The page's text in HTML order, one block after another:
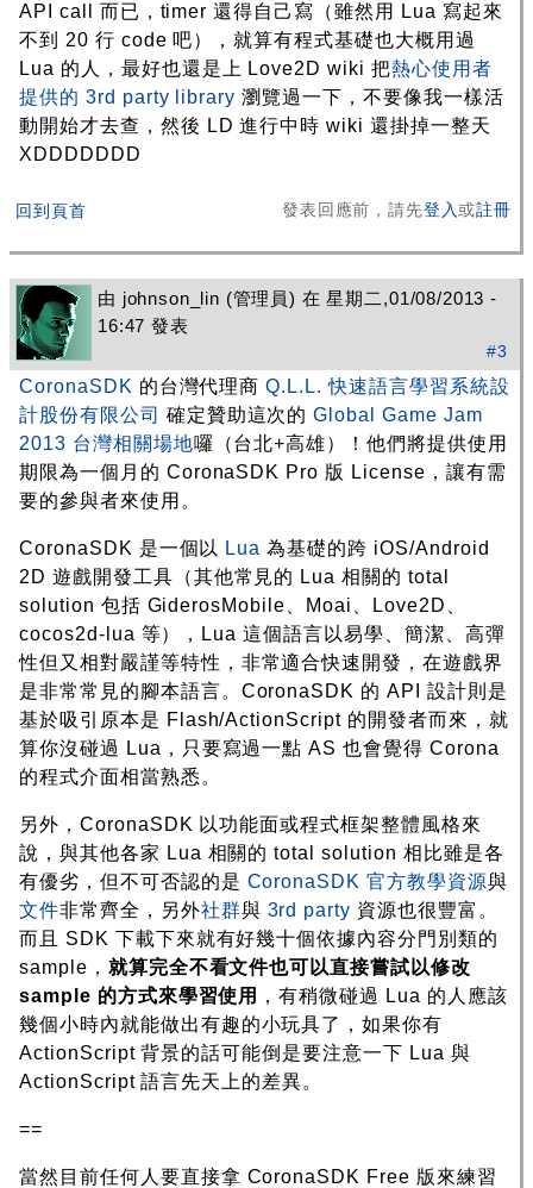
API call 而已，timer 還得自己寫（雖然用 Lua 寫起來
不到 20 行 code 吧），就算有程式基礎也大概用過
Lua 的人，最好也還是上 Love2D wiki 把熱心使用者
提供的 3rd party library 瀏覽過一下，不要像我一樣活
動開始才去查，然後 LD 進行中時 wiki 還掛掉一整天
XDDDDDDD
回到頁首 發表回應前，請先登入或註冊
由 johnson_lin (管理員) 在 星期二,01/08/2013 -
16:47 發表
#3
CoronaSDK 的台灣代理商Q.L.L. 快速語言學習系統設
計股份有限公司 確定贊助這次的Global Game Jam
2013 台灣相關場地囉（台北+高雄）！他們將提供使用
期限為一個月的 CoronaSDK Pro 版 License，讓有需
要的參與者來使用。
CoronaSDK 是一個以 Lua 為基礎的跨 iOS/Android
2D 遊戲開發工具（其他常見的 Lua 相關的 total
solution 包括 GiderosMobile、Moai、Love2D、
cocos2d-lua 等），Lua 這個語言以易學、簡潔、高彈
性但又相對嚴謹等特性，非常適合快速開發，在遊戲界
是非常常見的腳本語言。CoronaSDK 的 API 設計則是
基於吸引原本是 Flash/ActionScript 的開發者而來，就
算你沒碰過 Lua，只要寫過一點 AS 也會覺得 Corona
的程式介面相當熟悉。
另外，CoronaSDK 以功能面或程式框架整體風格來
說，與其他各家 Lua 相關的 total solution 相比雖是各
有優劣，但不可否認的是 CoronaSDK 官方教學資源與
文件非常齊全，另外社群與 3rd party 資源也很豐富。
而且 SDK 下載下來就有好幾十個依據內容分門別類的
sample， 就算完全不看文件也可以直接嘗試以修改
sample 的方式來學習使用
，有稍微碰過 Lua 的人應該
幾個小時內就能做出有趣的小玩具了，如果你有
ActionScript 背景的話可能倒是要注意一下 Lua 與
ActionScript 語言先天上的差異。
==
當然目前任何人要直接拿 CoronaSDK Free 版來練習